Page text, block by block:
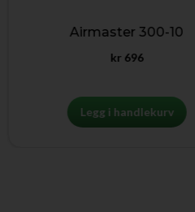
Airmaster 300-10
Legg i handlekurv